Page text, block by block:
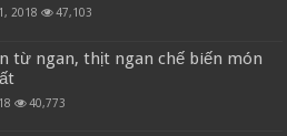
2018 47,103
từ ngan, thịt ngan chế biến món
40,773